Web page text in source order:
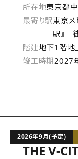
所在地東京都
最寄り駅東京メ
駅』
階建地下1階地
竣工時期2027
2026年9月(予定)
THE V-